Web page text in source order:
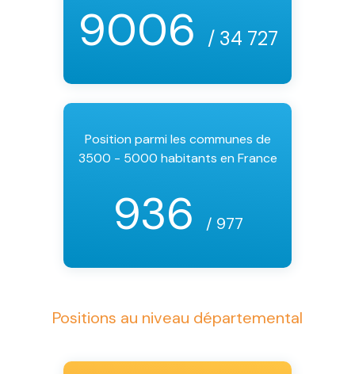
9006 / 34 727
Position parmi les communes de
3500 - 5000 habitants en France
936 / 977
Positions au niveau départemental